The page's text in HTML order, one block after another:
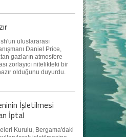
uluslararası
Daniel Price,
gazların atmosfere
zorlayıcı nitelikteki bir
olduğunu duyurdu.
İşletilmesi
İptal
Kurulu, Bergama'daki